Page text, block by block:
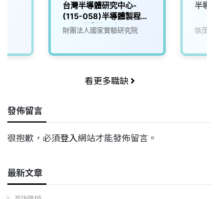
台灣半導體研究中心-
(115-058)半導體製程工
程師_微影光罩組
財團法人國家實驗研究院
半導
信茂科
看更多職缺
發佈留言
很抱歉，必須登入網站才能發佈留言。
最新文章
2026-08-06